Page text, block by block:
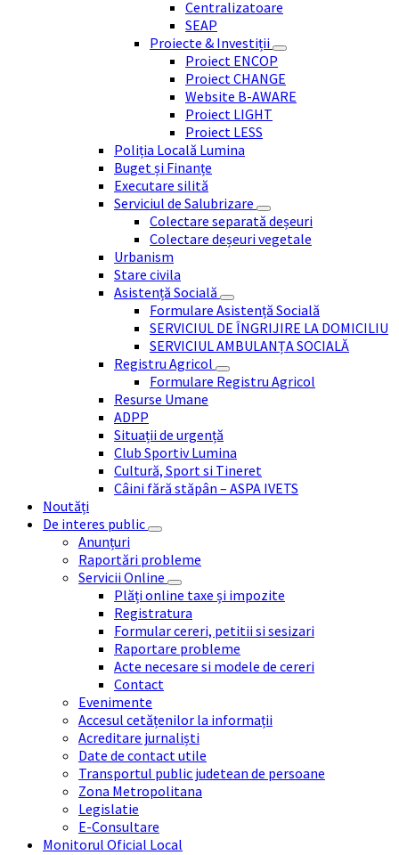
Centralizatoare
SEAP
Proiecte & Investiții
Proiect ENCOP
Proiect CHANGE
Website B-AWARE
Proiect LIGHT
Proiect LESS
Poliția Locală Lumina
Buget și Finanțe
Executare silită
Serviciul de Salubrizare
Colectare separată deșeuri
Colectare deșeuri vegetale
Urbanism
Stare civila
Asistență Socială
Formulare Asistență Socială
SERVICIUL DE ÎNGRIJIRE LA DOMICILIU
SERVICIUL AMBULANȚA SOCIALĂ
Registru Agricol
Formulare Registru Agricol
Resurse Umane
ADPP
Situații de urgență
Club Sportiv Lumina
Cultură, Sport si Tineret
Câini fără stăpân – ASPA IVETS
Noutăți
De interes public
Anunțuri
Raportări probleme
Servicii Online
Plăți online taxe și impozite
Registratura
Formular cereri, petitii si sesizari
Raportare probleme
Acte necesare si modele de cereri
Contact
Evenimente
Accesul cetățenilor la informații
Acreditare jurnaliști
Date de contact utile
Transportul public judetean de persoane
Zona Metropolitana
Legislatie
E-Consultare
Monitorul Oficial Local